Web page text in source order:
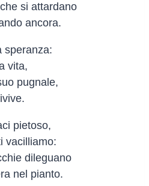
si attardano
ancora.
speranza:
vita,
pugnale,
pietoso,
vacilliamo:
dileguano
nel pianto.